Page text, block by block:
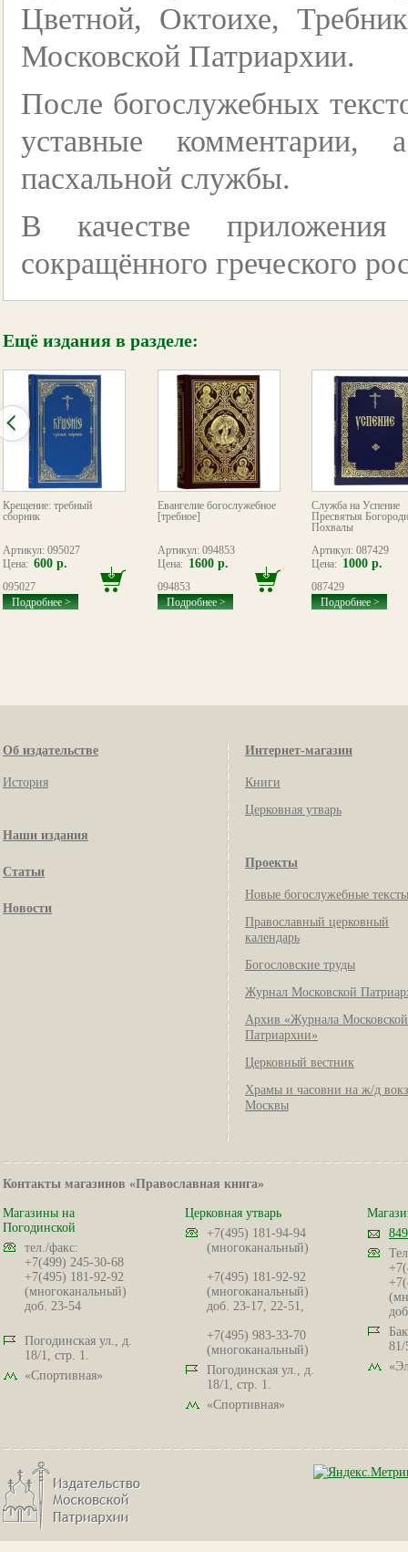
Цветной, Октоихе,
Московской Патриархии.
После богослужебных
уставные
пасхальной службы.
В качестве
сокращённого греческого
Ещё издания в разделе:
Крещение: требный
сборник
Артикул: 095027
Цена: 600 р.
095027
Подробнее >
Евангелие богослужебное
[требное]
Артикул: 094853
Цена: 1600 р.
094853
Подробнее >
Служба на Успение
Пресвятыя
Похвалы
Артикул: 087429
Цена: 1000 р.
087429
Подробнее >
Об издательстве
История
Наши издания
Статьи
Новости
Интернет-магазин
Книги
Церковная утварь
Проекты
Новые богослужебные тексты
Православный церковный
календарь
Богословские труды
Журнал Московской
Архив «Журнала Московской
Патриархии»
Церковный вестник
Храмы и часовни на ж/д
Москвы
Контакты магазинов «Православная книга»
Магазины на
Погодинской
тел./факс:
+7(499) 245-30-68
+7(495) 181-92-92
(многоканальный)
доб. 23-54
Погодинская ул., д.
18/1, стр. 1.
«Спортивная»
Церковная утварь
+7(495) 181-94-94
(многоканальный)
+7(495) 181-92-92
(многоканальный)
доб. 23-17, 22-51,
+7(495) 983-33-70
(многоканальный)
Погодинская ул., д.
18/1, стр. 1.
«Спортивная»
81/